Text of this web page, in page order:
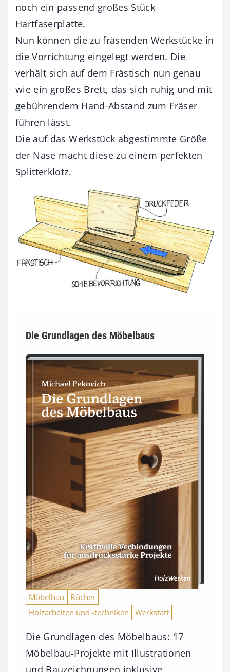
noch ein passend großes Stück
Hartfaserplatte.
Nun können die zu fräsenden Werkstücke in
die Vorrichtung eingelegt werden. Die
verhält sich auf dem Frästisch nun genau
wie ein großes Brett, das sich ruhig und mit
gebührendem Hand-Abstand zum Fräser
führen lässt.
Die auf das Werkstück abgestimmte Größe
der Nase macht diese zu einem perfekten
Splitterklotz.
Die Grundlagen des Möbelbaus
Möbelbau
Bücher
Holzarbeiten und -techniken
Werkstatt
Die Grundlagen des Möbelbaus: 17
Möbelbau-Projekte mit Illustrationen
und Bauzeichnungen inklusive